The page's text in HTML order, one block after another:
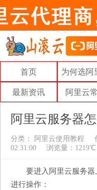
首页 为何选阿
最新资讯 阿里云
阿里云服务器
分类： 阿里云使用教程
02:31:00
浏览量：1219℃
要进入阿里云服务
进行操作：